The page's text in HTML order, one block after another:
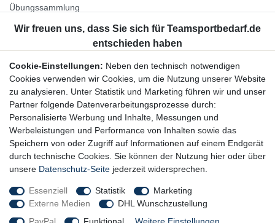
Übungssammlung
Unternehmen
Widerrufsrecht
Bestellung widerrufen
Datenschutzerklärung
AGB
Impressum
Newsletter
Newsletter-Anmeldung
Cookie-Einstellungen: Neben den technisch notwendigen
Cookies verwenden wir Cookies, um die Nutzung unserer Website
zu analysieren. Unter Statistik und Marketing führen wir und unser
Partner folgende Datenverarbeitungsprozesse durch:
Personalisierte Werbung und Inhalte, Messungen und
Werbeleistungen und Performance von Inhalten sowie das
Speichern von oder Zugriff auf Informationen auf einem Endgerät
durch technische Cookies. Sie können der Nutzung hier oder über
unsere Datenschutz-Seite jederzeit widersprechen.
Essenziell Statistik
Marketing
Externe Medien
DHL Wunschzustellung